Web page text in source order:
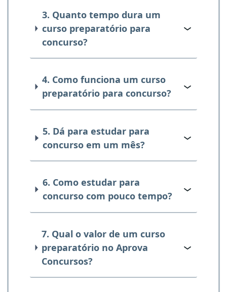
3. Quanto tempo dura um
curso preparatório para
concurso?
4. Como funciona um curso
preparatório para concurso?
5. Dá para estudar para
concurso em um mês?
6. Como estudar para
concurso com pouco tempo?
7. Qual o valor de um curso
preparatório no Aprova
Concursos?